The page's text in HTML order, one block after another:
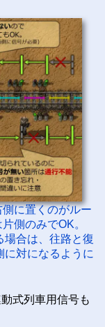
に置くのがルー
側のみでOK。
場合は、往路と復
に対になるように
式列車用信号も